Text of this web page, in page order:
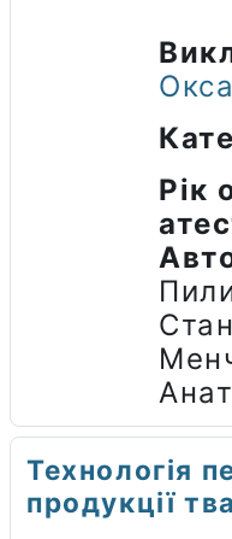
Рік
Технологія
продукції